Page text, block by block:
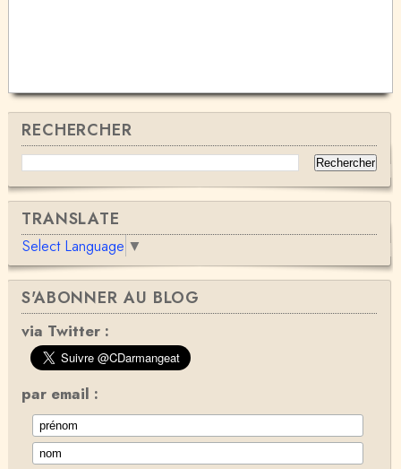
RECHERCHER
TRANSLATE
Select Language ▼
S'ABONNER AU BLOG
via Twitter :
par email :